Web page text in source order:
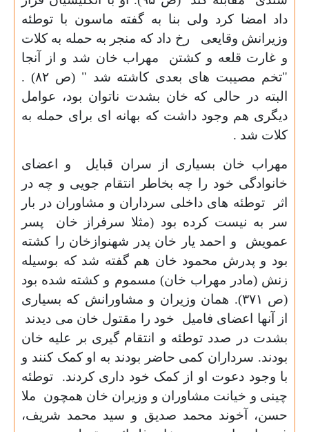
داد امضا کرد ولی بنا به گفته ماسون با توطئه
وزیرانش وقایعی رخ داد که منجر به حمله به کلات
و غارت قلعه و کشتن مهراب خان شد و از آنجا
"تخم مصیبت های بعدی کاشته شد " (ص۸۲) .
البته در حالی که خان بشدت ناتوان بود، عوامل
دیگری هم وجود داشت که بهانه ای برای حمله به
کلات شد .
مهراب خان بسیاری از سران قبایل و اعضای
خانوادگی خود را چه بخاطر انتقام جویی و چه در
اثر توطئه های داخلی سرداران و مشاوران در بار
سر به نیست کرده بود (مثلا سرفراز خان پسر
عمویش و احمد یار خان پدر شهنوازخان را کشته
بود و پدرش محمود خان هم گفته شد که بوسیله
زنش (مادر مهراب خان) مسموم و کشته شده بود
(ص ۳۷۱).
همان وزیران و مشاورانش که بسیاری
از آنها اعضای فامیل خود را مقتول خان می دیدند
بشدت در صدد توطئه و انتقام گیری بر علیه خان
بودند. سرداران کمی حاضر بودند به او کمک کنند و
با وجود دعوت او از کمک خود داری کردند. توطئه
چینی و خیانت مشاوران و وزیران خان همچون ملا
حسن، آخوند محمد صدیق و سید محمد شریف،